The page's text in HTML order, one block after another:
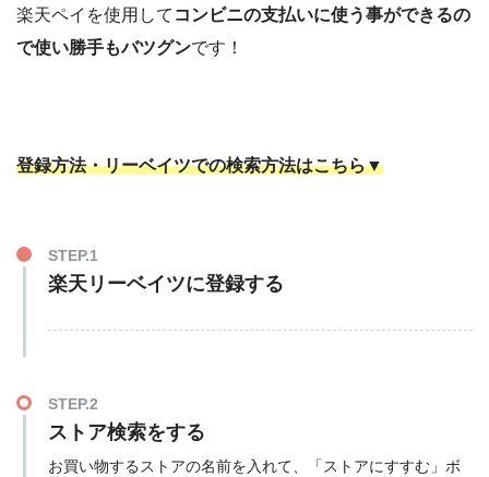
楽天ペイを使用して コンビニの支払いに使う事ができるの
で使い勝手もバツグンです！
登録方法・リーベイツでの検索方法はこちら▼
STEP.1
楽天リーベイツに登録する
STEP.2
ストア検索をする
お買い物するストアの名前を入れて、「ストアにすすむ」ボ